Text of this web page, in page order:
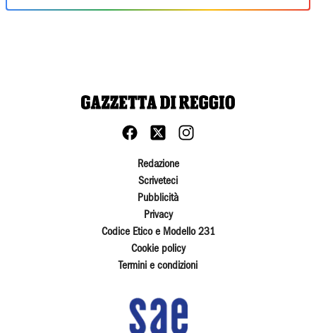
Redazione
Scriveteci
Pubblicità
Privacy
Codice Etico e Modello 231
Cookie policy
Termini e condizioni